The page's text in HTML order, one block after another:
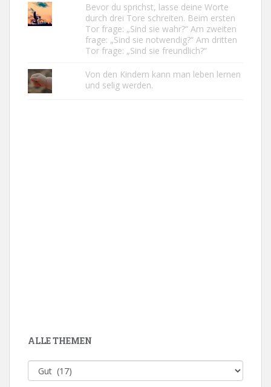
Bevor du sprichst, lasse deine Worte
durch drei Tore schreiten. Beim ersten
Tor frage: „Sind sie wahr?“ Am zweiten
frage: „Sind sie notwendig?“ Am dritten
Tor frage: „Sind sie freundlich?“
Von den Kindern kann man leben lernen
und selig werden.
ALLE THEMEN
Alle
Themen